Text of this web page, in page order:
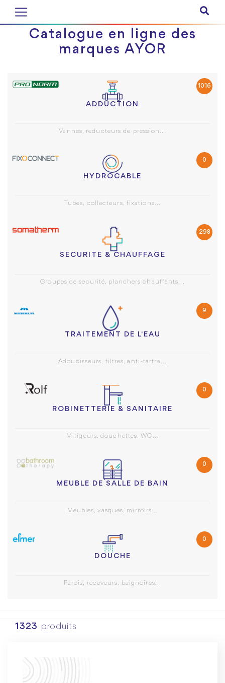
Catalogue en ligne des
marques AYOR
1016
ADDUCTION
Vannes, reducteurs de pression...
0
HYDROCABLE
Tubes, collecteurs, fixations...
298
SECURITE & CHAUFFAGE
Groupes de securité, planchers chauffants...
9
TRAITEMENT DE L'EAU
Adoucisseurs, filtres, anti-tartre...
0
ROBINETTERIE & SANITAIRE
Mitigeurs, douchettes, WC...
0
MEUBLE DE SALLE DE BAIN
Meubles, vasques, mirroirs...
0
DOUCHE
Parois, receveurs, baignoires...
1323 produits